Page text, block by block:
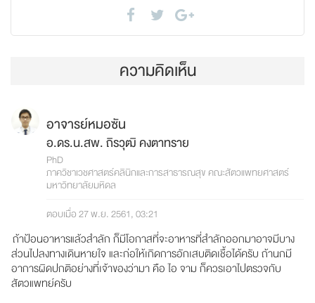
ความคิดเห็น
อาจารย์หมอซัน
อ.ดร.น.สพ. ถิรวุฒิ คงตาทราย
PhD
ภาควิชาเวชศาสตร์คลินิกและการสาธารณสุข คณะสัตวแพทยศาสตร์
มหาวิทยาลัยมหิดล
ตอบเมื่อ 27 พ.ย. 2561, 03:21
ถ้าป้อนอาหารแล้วสำลัก ก็มีโอกาสที่จะอาหารที่สำลักออกมาอาจมีบาง
ส่วนไปลงทางเดินหายใจ และก่อให้เกิดการอักเสบติดเชื้อได้ครับ ถ้านกมี
อาการผิดปกติอย่างที่เจ้าของว่ามา คือ ไอ จาม ก็ควรเอาไปตรวจกับ
สัตวแพทย์ครับ